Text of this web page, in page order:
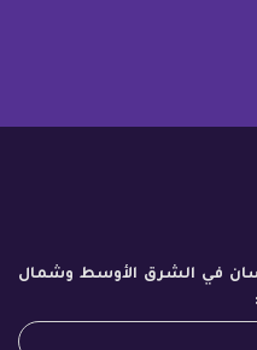
في الشرق الأوسط وشمال